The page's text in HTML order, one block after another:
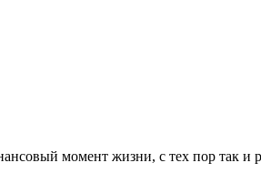
момент жизни, с тех пор так и